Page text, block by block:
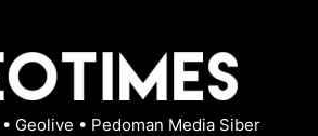
• Geolive • Pedoman Media Siber